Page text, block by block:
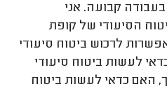
בעבודה קבועה. אני
הסיעודי של קופת
לרכוש ביטוח סיעודי
לעשות ביטוח סיעודי
האם כדאי לעשות ביטוח